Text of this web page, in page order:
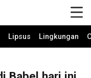
Lipsus Lingkungan